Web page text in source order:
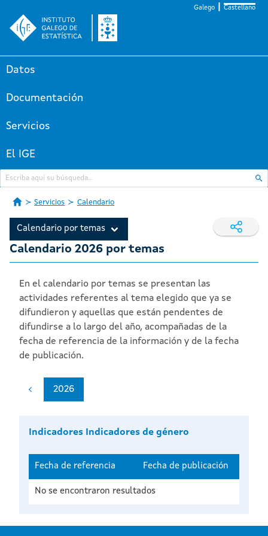
Galego Castellano
Datos
Documentación
Servicios
El IGE
Servicios Calendario
Calendario por temas
Calendario 2026 por temas
En el calendario por temas se presentan las
actividades referentes al tema elegido que ya se
difundieron y aquellas que están pendentes de
difundirse a lo largo del año, acompañadas de la
fecha de referencia de la información y de la fecha
de publicación.
2026
Indicadores Indicadores de género
Fecha de referencia Fecha de publicación
No se encontraron resultados